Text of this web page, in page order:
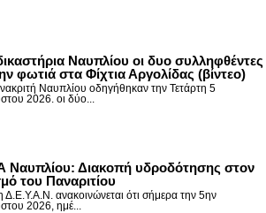
Ναυπλίου οι δυο συλληφθέντες
φωτιά στα Φίχτια Αργολίδας (βίντεο)
Ναυπλίου οδηγήθηκαν την Τετάρτη 5
2026. οι δύο...
Ναυπλίου: Διακοπή υδροδότησης στον
του Παναριτίου
Δ.Ε.Υ.Α.Ν. ανακοινώνεται ότι σήμερα την 5ην
2026, ημέ...